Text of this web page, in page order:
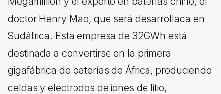
doctor Henry Mao, que será desarrollada en
Sudáfrica. Esta empresa de 32GWh está
destinada a convertirse en la primera
gigafábrica de baterías de África, produciendo
celdas y electrodos de iones de litio,